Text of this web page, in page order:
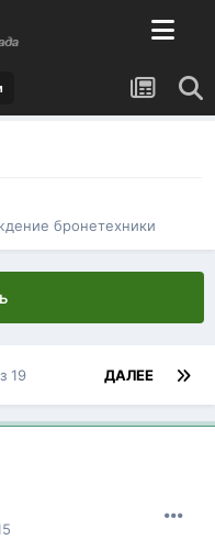
бронетехники
ДАЛЕЕ
19